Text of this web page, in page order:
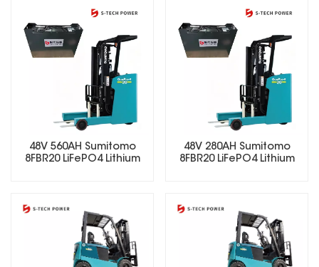
48V 560AH Sumitomo
8FBR20 LiFePO4 Lithium
48V 280AH Sumitomo
8FBR20 LiFePO4 Lithium